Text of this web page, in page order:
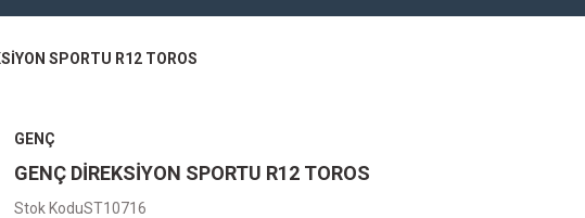
SPORTU R12 TOROS
GENÇ
GENÇ DİREKSİYON SPORTU R12 TOROS
Stok KoduST10716